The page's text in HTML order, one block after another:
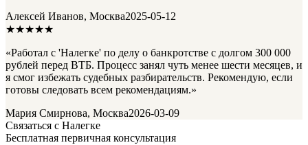
Алексей Иванов, Москва2025-05-12
★★★★★
«Работал с 'Налегке' по делу о банкротстве с долгом 300 000
рублей перед ВТБ. Процесс занял чуть менее шести месяцев, и
я смог избежать судебных разбирательств. Рекомендую, если
готовы следовать всем рекомендациям.»
Мария Смирнова, Москва2026-03-09
Связаться с Налегке
Бесплатная первичная консультация